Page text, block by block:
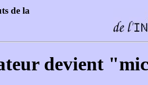
de la
devient